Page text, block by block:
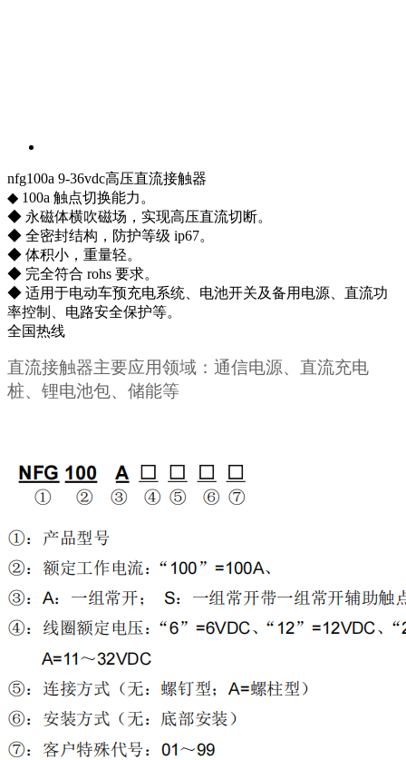
nfg100a 9-36vdc高压直流接触器
◆ 100a 触点切换能力。
◆ 永磁体横吹磁场，实现高压直流切断。
◆ 全密封结构，防护等级 ip67。
◆ 体积小，重量轻。
◆ 完全符合 rohs 要求。
◆ 适用于电动车预充电系统、电池开关及备用电源、直流功
率控制、电路安全保护等。
全国热线
直流接触器主要应用领域： 通信电源、 直流充电
桩、锂电池包、储能等